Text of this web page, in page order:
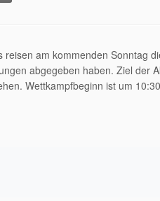
am kommenden Sonntag
abgegeben haben. Ziel der
Wettkampfbeginn ist um